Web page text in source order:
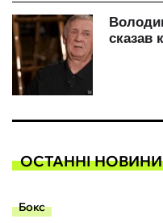
ОСТАННІ НОВИНИ
Бокс